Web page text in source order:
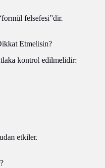
felsefesi”dir.
Etmelisin?
kontrol edilmelidir:
etkiler.